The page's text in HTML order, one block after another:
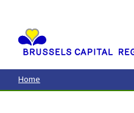
contenu
principal
Home